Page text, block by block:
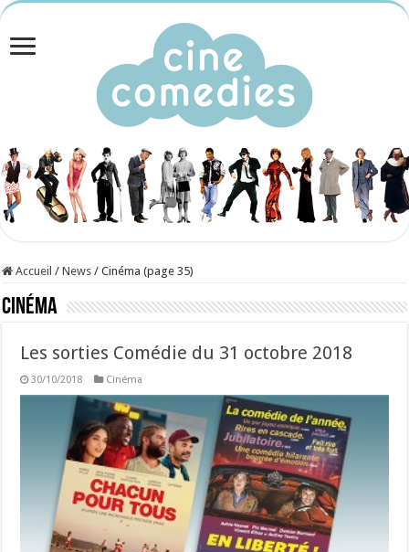
Accueil / News / Cinéma (page 35)
Cinéma
Les sorties Comédie du 31 octobre 2018
30/10/2018 Cinéma